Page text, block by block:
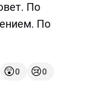
По
По
😲0 😢0